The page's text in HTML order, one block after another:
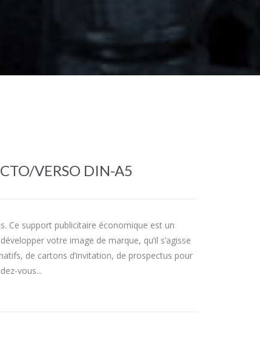
VERSO DIN-A5
Ce support publicitaire économique est un
votre image de marque, qu’il s’agisse
de cartons d’invitation, de prospectus pour
vous...